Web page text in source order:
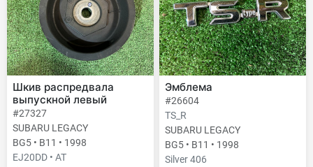
Шкив распредвала
выпускной левый
#27327
SUBARU LEGACY
BG5 • B11 • 1998
EJ20DD • AT
Эмблема
#26604
TS_R
SUBARU LEGACY
BG5 • B11 • 1998
Silver 406